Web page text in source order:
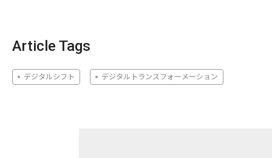
Article Tags
デジタルシフト デジタルトランスフォーメーション